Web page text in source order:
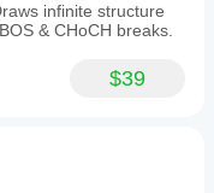
infinite structure
& CHoCH breaks.
$39